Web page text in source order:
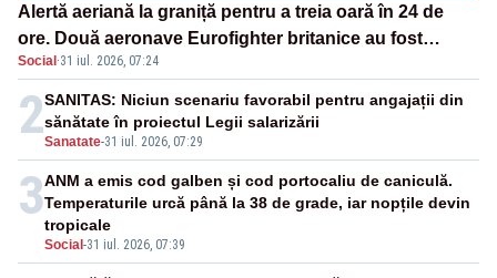
Alertă aeriană la graniță pentru a treia oară în 24 de
ore. Două aeronave Eurofighter britanice au fost
ridicate de la sol
Social ·31 iul. 2026, 07:24
2Sanatate-31 iul. 2026, 07:29
SANITAS: Niciun scenariu favorabil pentru angajații din
sănătate în proiectul Legii salarizării
3
Social -31 iul. 2026, 07:39
ANM a emis cod galben și cod portocaliu de caniculă.
Temperaturile urcă până la 38 de grade, iar nopțile devin
tropicale